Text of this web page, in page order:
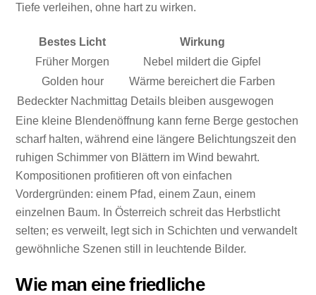
Tiefe verleihen, ohne hart zu wirken.
Bestes Licht
Wirkung
Früher Morgen
Nebel mildert die Gipfel
Golden hour
Wärme bereichert die Farben
Bedeckter Nachmittag Details bleiben ausgewogen
Eine kleine Blendenöffnung kann ferne Berge gestochen
scharf halten, während eine längere Belichtungszeit den
ruhigen Schimmer von Blättern im Wind bewahrt.
Kompositionen profitieren oft von einfachen
Vordergründen: einem Pfad, einem Zaun, einem
einzelnen Baum. In Österreich schreit das Herbstlicht
selten; es verweilt, legt sich in Schichten und verwandelt
gewöhnliche Szenen still in leuchtende Bilder.
Wie man eine friedliche